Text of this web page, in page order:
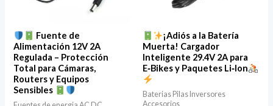
Fuente de
Alimentación 12V 2A
Regulada – Protección
Total para Cámaras,
Routers y Equipos
Sensibles
¡Adiós a la Batería
Muerta! Cargador
Inteligente 29.4V 2A para
E‑Bikes y Paquetes Li‑Ion
Baterias Pilas Inversores
Accesorios